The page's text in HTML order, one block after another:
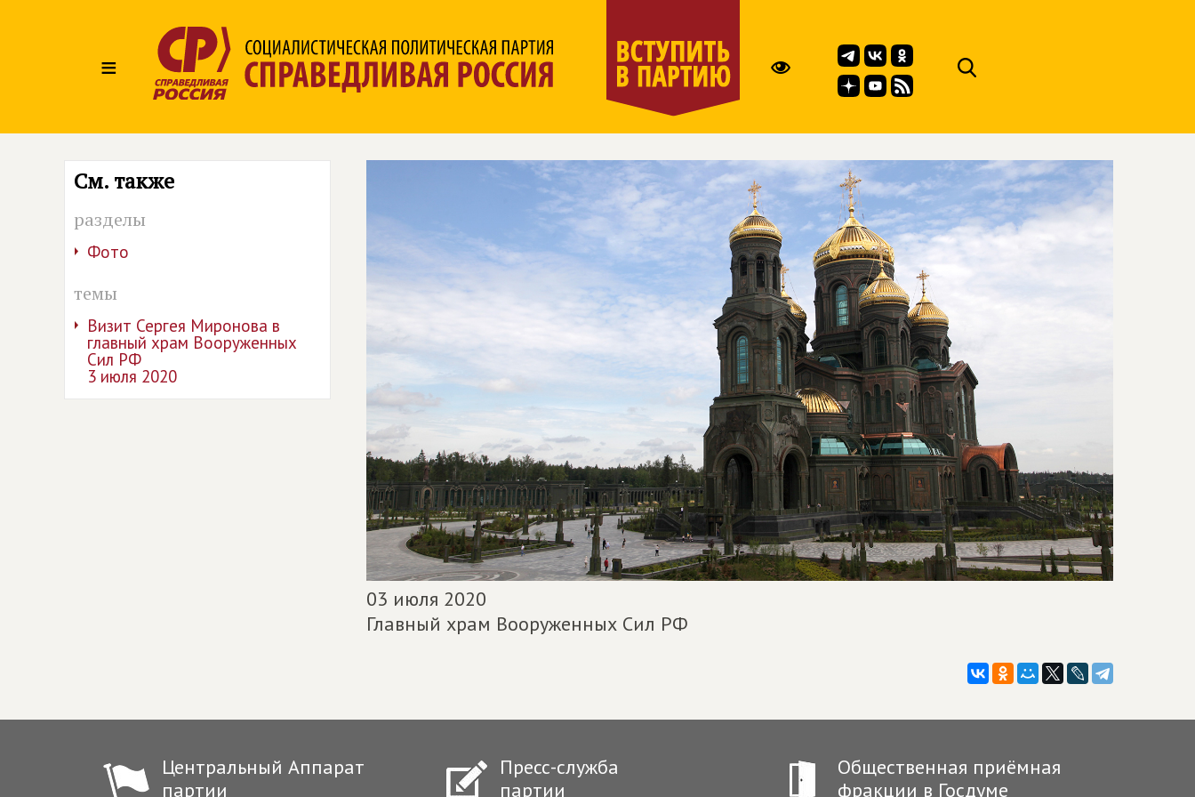
≡
См. также
разделы
Фото
темы
Визит Сергея Миронова в
главный храм Вооруженных
Сил РФ
3 июля 2020
03 июля 2020
Главный храм Вооруженных Сил РФ
Центральный Аппарат
партии
Пресс-служба
партии
Общественная приёмная
фракции в Госдуме